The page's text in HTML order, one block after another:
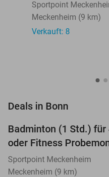
Sportpoint
Meckenheim (9 km)
Verkauft: 8
Deals in Bonn
Badminton (1 Std.)
oder Fitness
Sportpoint Meckenheim
Meckenheim (9 km)